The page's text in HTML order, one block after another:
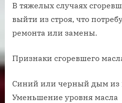
В тяжелых случаях
выйти из строя, что
ремонта или замены.
Признаки сгоревшего
Синий или черный дым из
Уменьшение уровня масла